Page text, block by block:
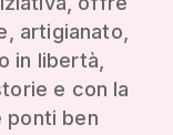
artigianato,
in libertà,
e con la
ponti ben